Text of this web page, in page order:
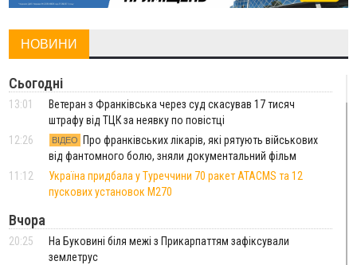
НОВИНИ
Сьогодні
13:01
Ветеран з Франківська через суд скасував 17 тисяч
штрафу від ТЦК за неявку по повістці
12:26
ВІДЕО
Про франківських лікарів, які рятують військових
від фантомного болю, зняли документальний фільм
11:12
Україна придбала у Туреччини 70 ракет ATACMS та 12
пускових установок M270
Вчора
20:25
На Буковині біля межі з Прикарпаттям зафіксували
землетрус